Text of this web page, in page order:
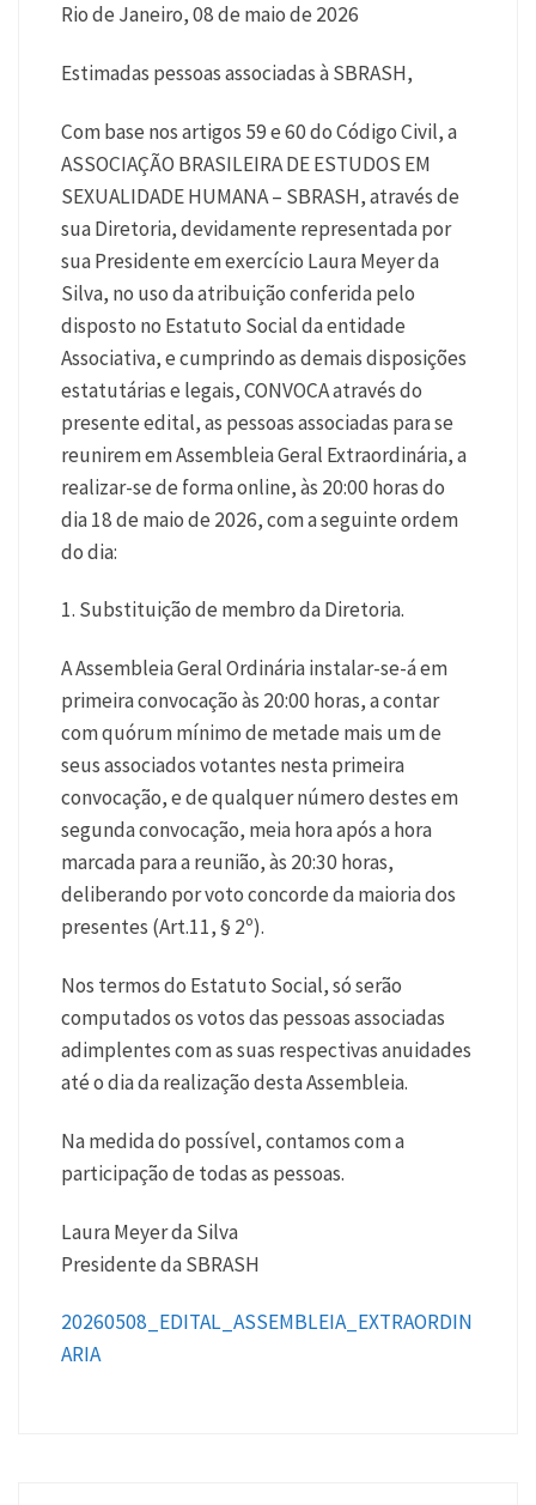
Rio de Janeiro, 08 de maio de 2026
Estimadas pessoas associadas à SBRASH,
Com base nos artigos 59 e 60 do Código Civil, a
ASSOCIAÇÃO BRASILEIRA DE ESTUDOS EM
SEXUALIDADE HUMANA – SBRASH, através de
sua Diretoria, devidamente representada por
sua Presidente em exercício Laura Meyer da
Silva, no uso da atribuição conferida pelo
disposto no Estatuto Social da entidade
Associativa, e cumprindo as demais disposições
estatutárias e legais, CONVOCA através do
presente edital, as pessoas associadas para se
reunirem em Assembleia Geral Extraordinária, a
realizar-se de forma online, às 20:00 horas do
dia 18 de maio de 2026, com a seguinte ordem
do dia:
1. Substituição de membro da Diretoria.
A Assembleia Geral Ordinária instalar-se-á em
primeira convocação às 20:00 horas, a contar
com quórum mínimo de metade mais um de
seus associados votantes nesta primeira
convocação, e de qualquer número destes em
segunda convocação, meia hora após a hora
marcada para a reunião, às 20:30 horas,
deliberando por voto concorde da maioria dos
presentes (Art.11, § 2º).
Nos termos do Estatuto Social, só serão
computados os votos das pessoas associadas
adimplentes com as suas respectivas anuidades
até o dia da realização desta Assembleia.
Na medida do possível, contamos com a
participação de todas as pessoas.
Laura Meyer da Silva
Presidente da SBRASH
20260508_EDITAL_ASSEMBLEIA_EXTRAORDIN
ARIA